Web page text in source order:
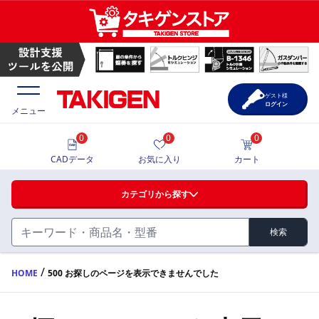
ハンドル・取手・つまみ・周辺機器
FA・A
蝶番・ステー・周辺機器
価格一覧
製品カタログ
メニュー
カテゴリから探す
検索
0
CADデータ
0
お気に入り
0
カート
ゲスト様
ログイン
HOME / 500 お探しのページを表示できませんでした